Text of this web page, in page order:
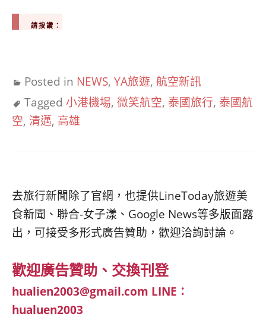
請按讚：
Posted in NEWS, YA旅遊, 航空新訊
Tagged 小港機場, 微笑航空, 泰國旅行, 泰國航
空, 清邁, 高雄
去旅行新聞除了官網，也提供LineToday旅遊美
食新聞、聯合-女子漾、Google News等多版面露
出，可接受多形式廣告贊助，歡迎洽詢討論。
歡迎廣告贊助、交換刊登
hualien2003@gmail.com LINE：
hualuen2003